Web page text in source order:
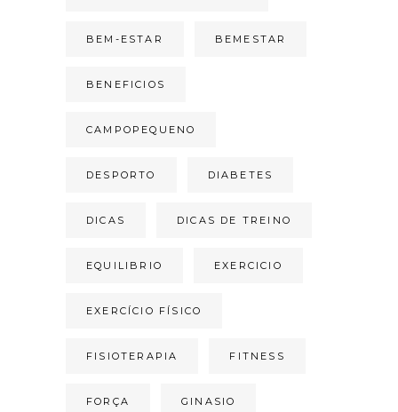
BEM-ESTAR BEMESTAR
BENEFICIOS
CAMPOPEQUENO
DESPORTO DIABETES
DICAS DICAS DE TREINO
EQUILIBRIO EXERCICIO
EXERCÍCIO FÍSICO
FISIOTERAPIA FITNESS
FORÇA GINASIO